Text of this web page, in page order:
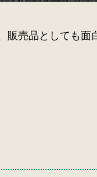
販売品としても面